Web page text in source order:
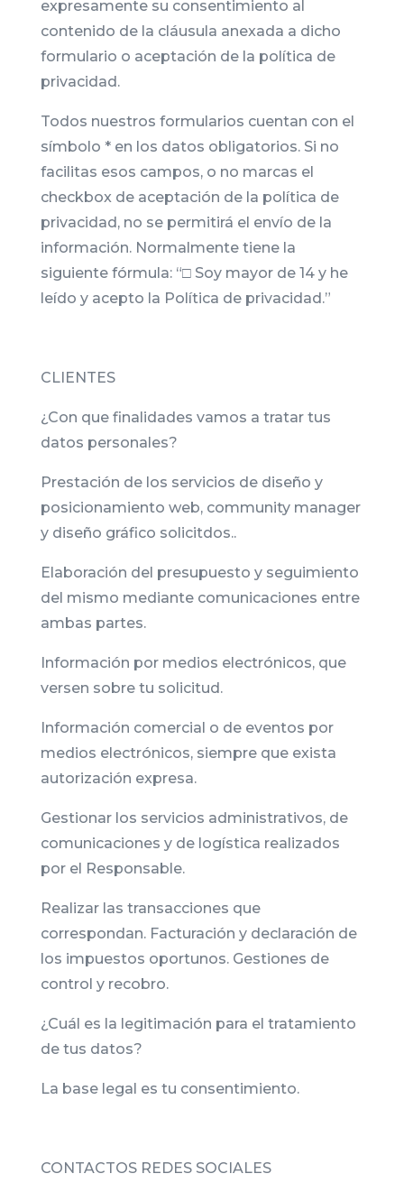
expresamente su consentimiento al
contenido de la cláusula anexada a dicho
formulario o aceptación de la política de
privacidad.
Todos nuestros formularios cuentan con el
símbolo * en los datos obligatorios. Si no
facilitas esos campos, o no marcas el
checkbox de aceptación de la política de
privacidad, no se permitirá el envío de la
información. Normalmente tiene la
siguiente fórmula: “□ Soy mayor de 14 y he
leído y acepto la Política de privacidad.”
CLIENTES
¿Con que finalidades vamos a tratar tus
datos personales?
Prestación de los servicios de diseño y
posicionamiento web, community manager
y diseño gráfico solicitdos..
Elaboración del presupuesto y seguimiento
del mismo mediante comunicaciones entre
ambas partes.
Información por medios electrónicos, que
versen sobre tu solicitud.
Información comercial o de eventos por
medios electrónicos, siempre que exista
autorización expresa.
Gestionar los servicios administrativos, de
comunicaciones y de logística realizados
por el Responsable.
Realizar las transacciones que
correspondan. Facturación y declaración de
los impuestos oportunos. Gestiones de
control y recobro.
¿Cuál es la legitimación para el tratamiento
de tus datos?
La base legal es tu consentimiento.
CONTACTOS REDES SOCIALES